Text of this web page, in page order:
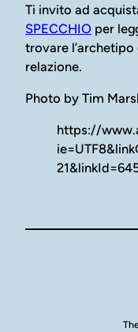
Ti invito ad
SPECCHIO per
trovare
relazione.
Photo by Tim
https://